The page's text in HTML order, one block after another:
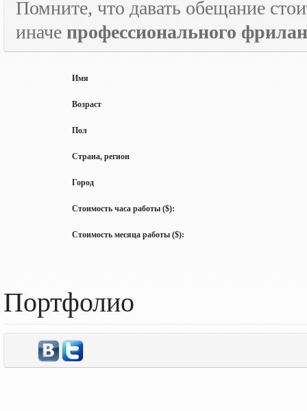
Помните, что давать обещание
иначе профессионального
Имя
Возраст
Пол
Страна, регион
Город
Стоимость часа работы ($):
Стоимость месяца работы ($):
Портфолио